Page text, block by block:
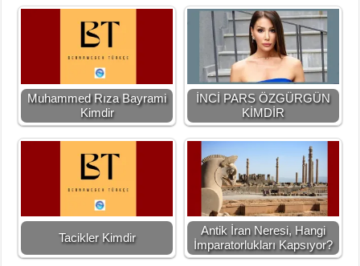
Muhammed Rıza Bayrami
Kimdir
İNCİ PARS ÖZGÜRGÜN
KİMDİR
Tacikler Kimdir
Antik İran Neresi, Hangi
İmparatorlukları Kapsıyor?